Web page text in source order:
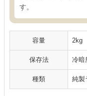
す。
容量 2kg
保存法 冷暗
種類 純製